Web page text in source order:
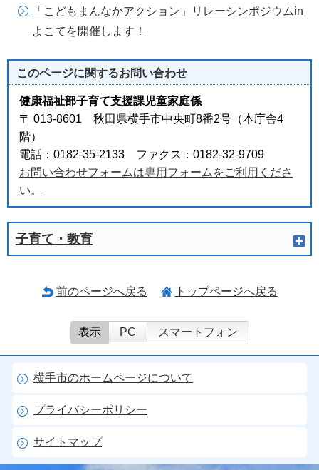
「こどもまんなかアクション」リレーシンポジウムin
よこてを開催します！
このページに関するお問い合わせ
健康福祉部子育て支援課児童家庭係
〒 013-8601 秋田県横手市中央町8番2号（本庁舎4
階）
電話：0182-35-2133 ファクス：0182-32-9709
お問い合わせフォームは専用フォームをご利用くださ
い。
子育て・教育
前のページへ戻る トップページへ戻る
表示 PC スマートフォン
横手市のホームページについて
プライバシーポリシー
サイトマップ